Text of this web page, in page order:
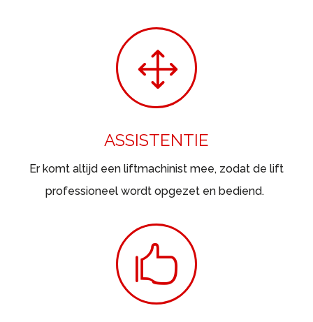
1
ASSISTENTIE
Er komt altijd een liftmachinist mee, zodat de lift
professioneel wordt opgezet en bediend.
